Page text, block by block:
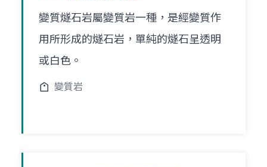
變質燧石岩屬變質岩一種，是經變質作
用所形成的燧石岩，單純的燧石呈透明
或白色。
變質岩